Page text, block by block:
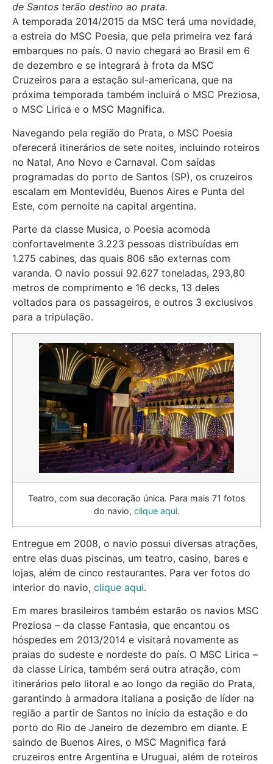
de Santos terão destino ao prata.
A temporada 2014/2015 da MSC terá uma novidade,
a estreia do MSC Poesia, que pela primeira vez fará
embarques no país. O navio chegará ao Brasil em 6
de dezembro e se integrará à frota da MSC
Cruzeiros para a estação sul-americana, que na
próxima temporada também incluirá o MSC Preziosa,
o MSC Lirica e o MSC Magnifica.
Navegando pela região do Prata, o MSC Poesia
oferecerá itinerários de sete noites, incluindo roteiros
no Natal, Ano Novo e Carnaval. Com saídas
programadas do porto de Santos (SP), os cruzeiros
escalam em Montevidéu, Buenos Aires e Punta del
Este, com pernoite na capital argentina.
Parte da classe Musica, o Poesia acomoda
confortavelmente 3.223 pessoas distribuídas em
1.275 cabines, das quais 806 são externas com
varanda. O navio possui 92.627 toneladas, 293,80
metros de comprimento e 16 decks, 13 deles
voltados para os passageiros, e outros 3 exclusivos
para a tripulação.
Teatro, com sua decoração única. Para mais 71 fotos
do navio, clique aqui.
Entregue em 2008, o navio possui diversas atrações,
entre elas duas piscinas, um teatro, casino, bares e
lojas, além de cinco restaurantes. Para ver fotos do
interior do navio, clique aqui.
Em mares brasileiros também estarão os navios MSC
Preziosa – da classe Fantasia, que encantou os
hóspedes em 2013/2014 e visitará novamente as
praias do sudeste e nordeste do país. O MSC Lirica –
da classe Lirica, também será outra atração, com
itinerários pelo litoral e ao longo da região do Prata,
garantindo à armadora italiana a posição de líder na
região a partir de Santos no início da estação e do
porto do Rio de Janeiro de dezembro em diante. E
saindo de Buenos Aires, o MSC Magnifica fará
cruzeiros entre Argentina e Uruguai, além de roteiros